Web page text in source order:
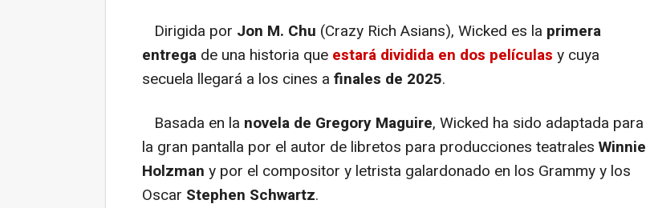
Dirigida por Jon M. Chu (Crazy Rich Asians), Wicked es la primera
entrega de una historia que estará dividida en dos películas y cuya
secuela llegará a los cines a finales de 2025.
Basada en la novela de Gregory Maguire, Wicked ha sido adaptada para
la gran pantalla por el autor de libretos para producciones teatrales Winnie
Holzman y por el compositor y letrista galardonado en los Grammy y los
Oscar Stephen Schwartz.